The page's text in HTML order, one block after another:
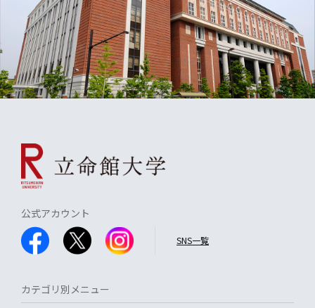
公式アカウント
SNS一覧
カテゴリ別メニュー